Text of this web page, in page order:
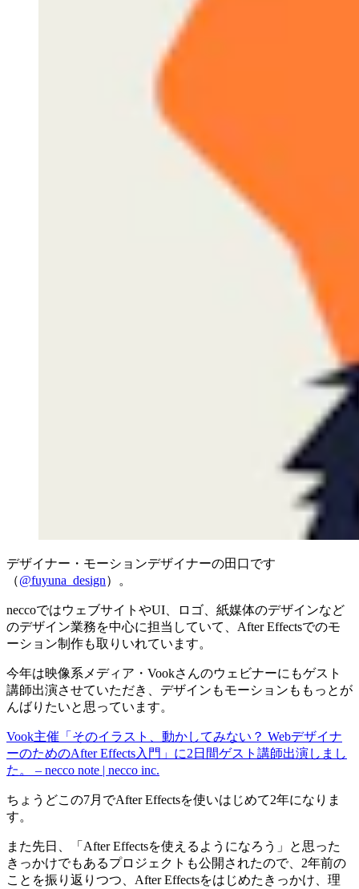
デザイナー・モーションデザイナーの田口です
（@fuyuna_design）。
neccoではウェブサイトやUI、ロゴ、紙媒体のデザインなど
のデザイン業務を中心に担当していて、After Effectsでのモ
ーション制作も取りいれています。
今年は映像系メディア・Vookさんのウェビナーにもゲスト
講師出演させていただき、デザインもモーションももっとが
んばりたいと思っています。
Vook主催「そのイラスト、動かしてみない？ Webデザイナ
ーのためのAfter Effects入門」に2日間ゲスト講師出演しまし
た。 – necco note | necco inc.
ちょうどこの7月でAfter Effectsを使いはじめて2年になりま
す。
また先日、「After Effectsを使えるようになろう」と思った
きっかけでもあるプロジェクトも公開されたので、2年前の
ことを振り返りつつ、After Effectsをはじめたきっかけ、理